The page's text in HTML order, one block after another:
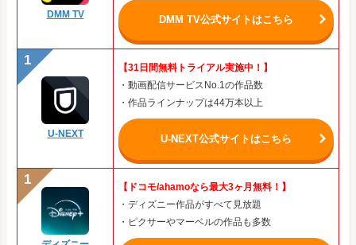
DMM TV DMM TV公式サイトはこちら
U-NEXT
【31日間無料トライアル実施中！】
・動画配信サービスNo.1の作品数
・作品ラインナップは44万本以上
U-NEXT公式サイトはこちら
【ドコモ/ahamoなら最大3ヶ月無料！】
・ディズニー作品がすべて見放題
・ピクサーやマーベルの作品も多数